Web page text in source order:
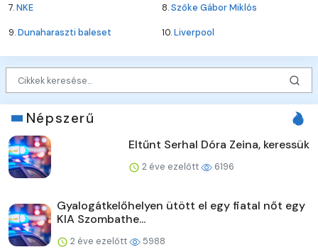
7.NKE 8.Szőke Gábor Miklós
9.Dunaharaszti baleset 10.Liverpool
Népszerű
Eltűnt Serhal Dóra Zeina, keressük
2 éve ezelőtt 6196
Gyalogátkelőhelyen ütött el egy fiatal nőt egy
KIA Szombathe...
2 éve ezelőtt 5988